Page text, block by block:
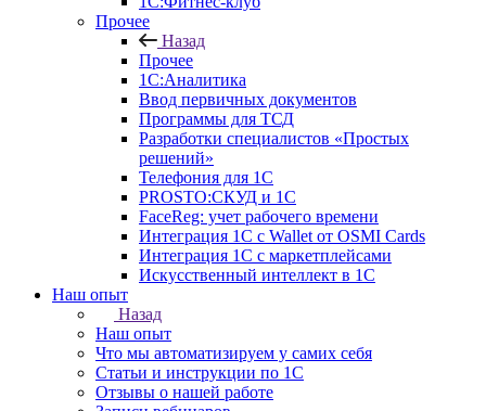
Прочее
Назад
Прочее
1С:Аналитика
Ввод первичных документов
Программы для ТСД
Разработки специалистов «Простых
решений»
Телефония для 1С
PROSTO:СКУД и 1С
FaceReg: учет рабочего времени
Интеграция 1С с Wallet от OSMI Cards
Интеграция 1С с маркетплейсами
Искусственный интеллект в 1С
Наш опыт
Назад
Наш опыт
Что мы автоматизируем у самих себя
Статьи и инструкции по 1С
Отзывы о нашей работе